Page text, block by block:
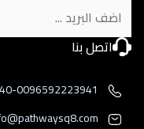
اتصل بنا
- 96522088566+